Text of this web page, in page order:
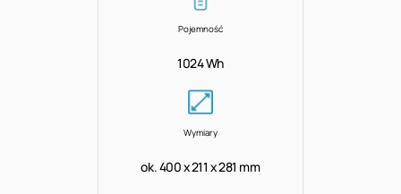
Pojemność
1024 Wh
Wymiary
ok. 400 x 211 x 281 mm